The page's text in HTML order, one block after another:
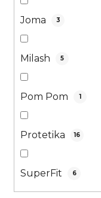
Joma 3
Milash 5
Pom Pom 1
Protetika 16
SuperFit 6